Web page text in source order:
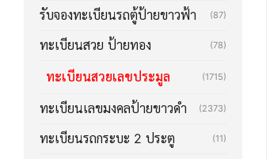
รับจองทะเบียนรถตู้ป้ายขาวฟ้า (87)
ทะเบียนสวย ป้ายทอง (78)
ทะเบียนสวยเลขประมูล (1715)
ทะเบียนเลขมงคลป้ายขาวดำ (2373)
ทะเบียนรถกระบะ 2 ประตู (11)